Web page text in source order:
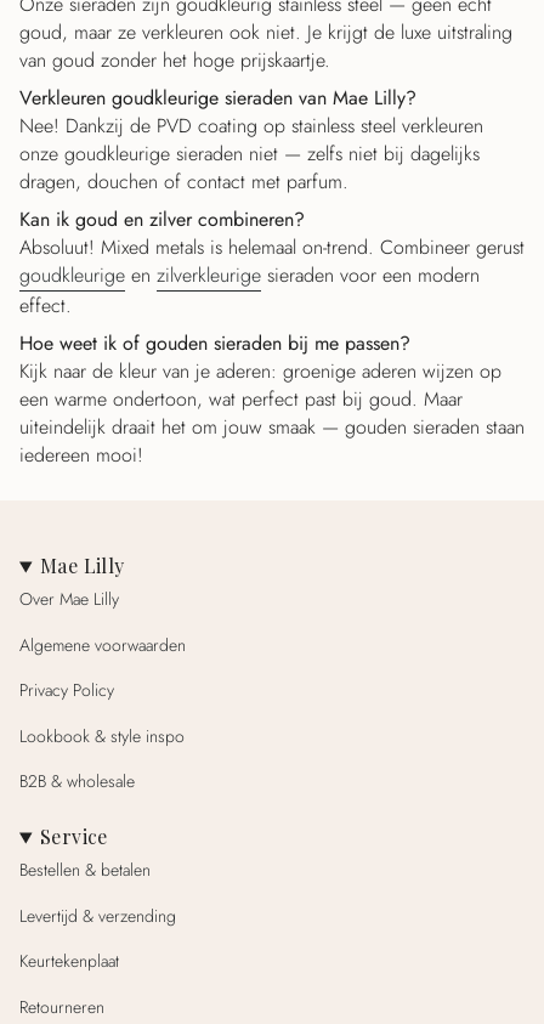
goud, maar ze verkleuren ook niet. Je krijgt de luxe uitstraling
van goud zonder het hoge prijskaartje.
Verkleuren goudkleurige sieraden van Mae Lilly?
Nee! Dankzij de PVD coating op stainless steel verkleuren
onze goudkleurige sieraden niet — zelfs niet bij dagelijks
dragen, douchen of contact met parfum.
Kan ik goud en zilver combineren?
Absoluut! Mixed metals is helemaal on-trend. Combineer gerust
goudkleurige en zilverkleurige sieraden voor een modern
effect.
Hoe weet ik of gouden sieraden bij me passen?
Kijk naar de kleur van je aderen: groenige aderen wijzen op
een warme ondertoon, wat perfect past bij goud. Maar
uiteindelijk draait het om jouw smaak — gouden sieraden staan
iedereen mooi!
Mae Lilly
Over Mae Lilly
Algemene voorwaarden
Privacy Policy
Lookbook & style inspo
B2B & wholesale
Service
Bestellen & betalen
Levertijd & verzending
Keurtekenplaat
Retourneren